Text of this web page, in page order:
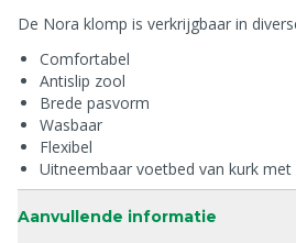
De Nora klomp is verkrijgbaar in
Comfortabel
Antislip zool
Brede pasvorm
Wasbaar
Flexibel
Uitneembaar voetbed van kurk
Aanvullende informatie